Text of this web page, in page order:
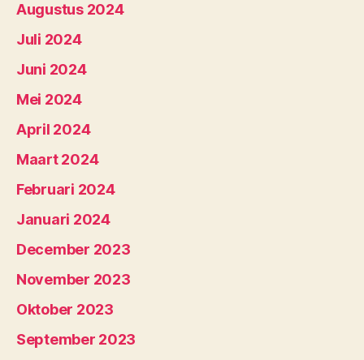
Augustus 2024
Juli 2024
Juni 2024
Mei 2024
April 2024
Maart 2024
Februari 2024
Januari 2024
December 2023
November 2023
Oktober 2023
September 2023